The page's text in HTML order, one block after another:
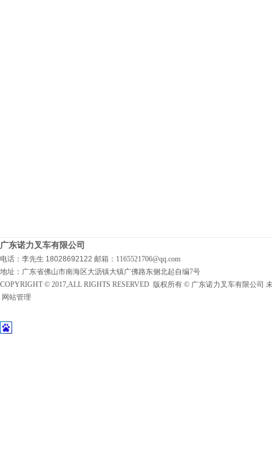
广东诺力叉车有限公司
电话：李先生 18028692122 邮箱：1165521706@qq.com
地址：广东省佛山市南海区大沥镇大镇广佛路东侧北起自编7号
COPYRIGHT © 2017,ALL RIGHTS RESERVED 版权所有 © 广东诺力叉车有限公司
网站管理